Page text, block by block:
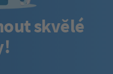
skvělé